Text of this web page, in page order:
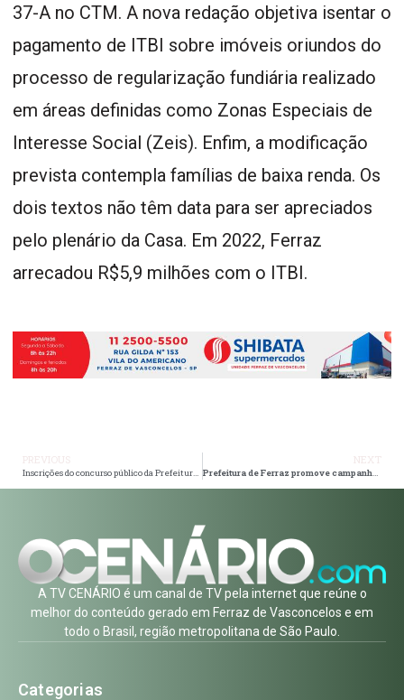
37-A no CTM. A nova redação objetiva isentar o
pagamento de ITBI sobre imóveis oriundos do
processo de regularização fundiária realizado
em áreas definidas como Zonas Especiais de
Interesse Social (Zeis). Enfim, a modificação
prevista contempla famílias de baixa renda. Os
dois textos não têm data para ser apreciados
pelo plenário da Casa. Em 2022, Ferraz
arrecadou R$5,9 milhões com o ITBI.
Inscrições do concurso público da Prefeitura de Ferraz terminam no dia 8 Prefeitura de Ferraz promove campanha Maio Amarelo “No Trânsito, Escolha a Vida”
A TV CENÁRIO é um canal de TV pela internet que reúne o
melhor do conteúdo gerado em Ferraz de Vasconcelos e em
todo o Brasil, região metropolitana de São Paulo.
Categorias